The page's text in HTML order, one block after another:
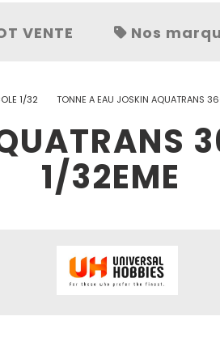
VENTE Nos
1/32 TONNE A EAU JOSKIN AQUATRANS
1/32EME